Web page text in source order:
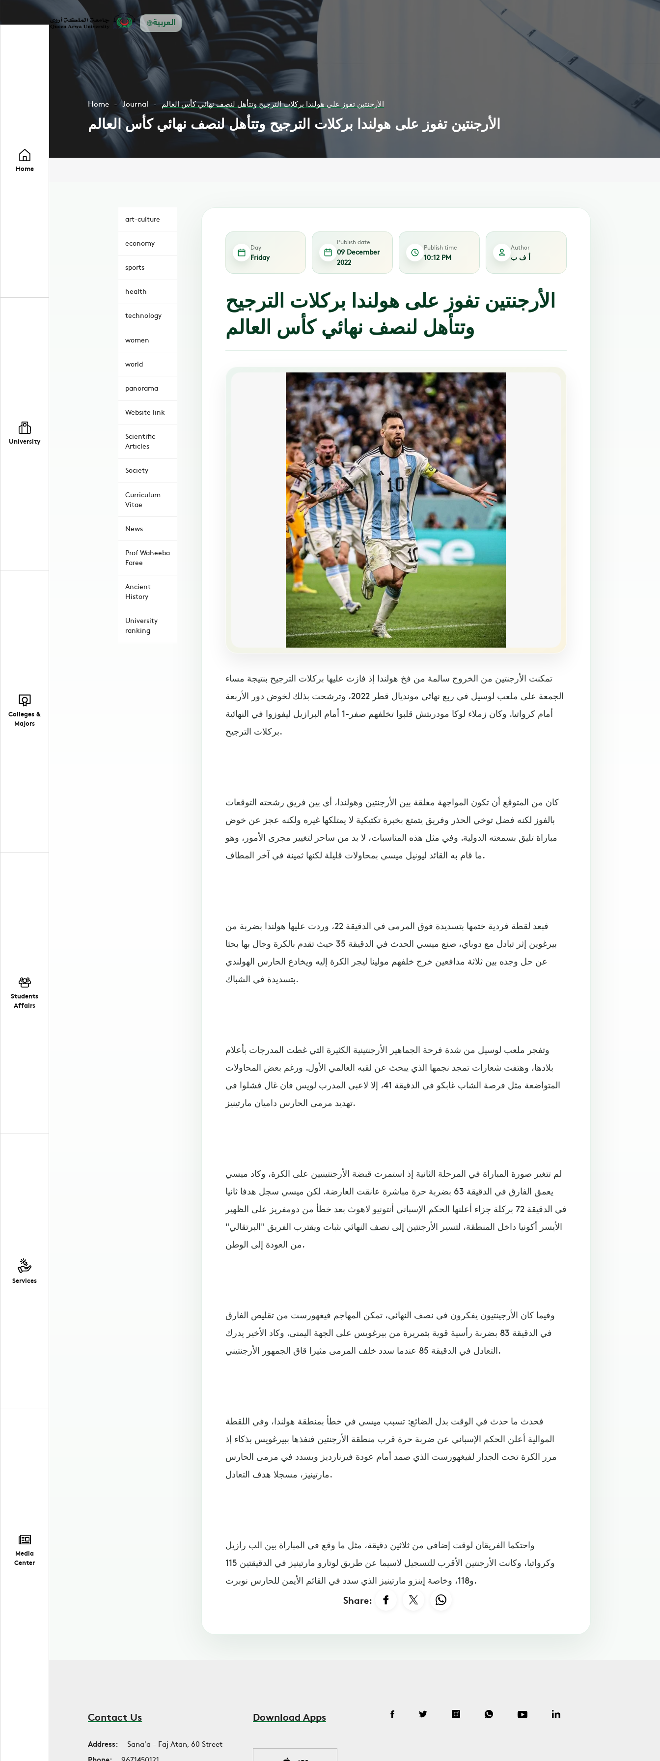
العربية
Home
University
Colleges &
Majors
Students
Affairs
Services
Media
Center
Home Journal الأرجنتين تفوز على هولندا بركلات الترجيح وتتأهل لنصف نهائي كأس العالم
الأرجنتين تفوز على هولندا بركلات الترجيح وتتأهل لنصف نهائي كأس العالم
art-culture
economy
sports
health
technology
women
world
panorama
Website link
Scientific
Articles
Society
Curriculum
Vitae
News
Prof.Waheeba
Faree
Ancient
History
University
ranking
Day
Friday
Publish date
09 December
2022
Publish time
10:12 PM
Author
أ ف ب
الأرجنتين تفوز على هولندا بركلات الترجيح
وتتأهل لنصف نهائي كأس العالم
تمكنت الأرجنتين من الخروج سالمة من فخ هولندا إذ فازت عليها بركلات الترجيح بنتيجة مساء
الجمعة على ملعب لوسيل في ربع نهائي مونديال قطر 2022، وترشحت بذلك لخوض دور الأربعة
أمام كرواتيا. وكان زملاء لوكا مودريتش قلبوا تخلفهم صفر-1 أمام البرازيل ليفوزوا في النهائية
بركلات الترجيح.
كان من المتوقع أن تكون المواجهة مغلقة بين الأرجنتين وهولندا، أي بين فريق رشحته التوقعات
بالفوز لكنه فضل توخي الحذر وفريق يتمتع بخبرة تكتيكية لا يمتلكها غيره ولكنه عجز عن خوض
مباراة تليق بسمعته الدولية. وفي مثل هذه المناسبات، لا بد من ساحر لتغيير مجرى الأمور، وهو
ما قام به القائد ليونيل ميسي بمحاولات قليلة لكنها ثمينة في آخر المطاف.
فبعد لقطة فردية ختمها بتسديدة فوق المرمى في الدقيقة 22، وردت عليها هولندا بضربة من
بيرغوين إثر تبادل مع دوباي، صنع ميسي الحدث في الدقيقة 35 حيث تقدم بالكرة وجال بها بحثا
عن حل وجده بين ثلاثة مدافعين خرج خلفهم مولينا ليجر الكرة إليه ويخادع الحارس الهولندي
بتسديدة في الشباك.
وتفجر ملعب لوسيل من شدة فرحة الجماهير الأرجنتينية الكثيرة التي غطت المدرجات بأعلام
بلادها، وهتفت شعارات تمجد نجمها الذي يبحث عن لقبه العالمي الأول. ورغم بعض المحاولات
المتواضعة مثل فرصة الشاب غابكو في الدقيقة 41، إلا لاعبي المدرب لويس فان غال فشلوا في
تهديد مرمى الحارس داميان مارتينيز.
لم تتغير صورة المباراة في المرحلة الثانية إذ استمرت قبضة الأرجنتينيين على الكرة، وكاد ميسي
يعمق الفارق في الدقيقة 63 بضربة حرة مباشرة عانقت العارضة. لكن ميسي سجل هدفا ثانيا
في الدقيقة 72 بركلة جزاء أعلنها الحكم الإسباني أنتونيو لاهوث بعد خطأ من دومفريز على الظهير
الأيسر أكونيا داخل المنطقة، لتسير الأرجنتين إلى نصف النهائي بثبات ويقترب الفريق "البرتقالي"
من العودة إلى الوطن.
وفيما كان الأرجينتيون يفكرون في نصف النهائي، تمكن المهاجم فيغهورست من تقليص الفارق
في الدقيقة 83 بضربة رأسية قوية بتمريرة من بيرغويس على الجهة اليمنى. وكاد الأخير يدرك
التعادل في الدقيقة 85 عندما سدد خلف المرمى مثيرا قاق الجمهور الأرجنتيني.
فحدث ما حدث في الوقت بدل الضائع: تسبب ميسي في خطأ بمنطقة هولندا، وفي اللقطة
الموالية أعلن الحكم الإسباني عن ضربة حرة قرب منطقة الأرجنتين فنفذها ببيرغويس بذكاء إذ
مرر الكرة تحت الجدار لفيغهورست الذي صمد أمام عودة فيرنارديز ويسدد في مرمى الحارس
مارتينيز، مسجلا هدف التعادل.
واحتكما الفريقان لوقت إضافي من ثلاثين دقيقة، مثل ما وقع في المباراة بين الب رازيل
وكرواتيا، وكانت الأرجنتين الأقرب للتسجيل لاسيما عن طريق لوتارو مارتينيز في الدقيقتين 115
و118، وخاصة إينزو مارتينيز الذي سدد في القائم الأيمن للحارس نوبرت.
Share:
Contact Us
Address:
Sana'a - Faj Atan, 60 Street
Download Apps